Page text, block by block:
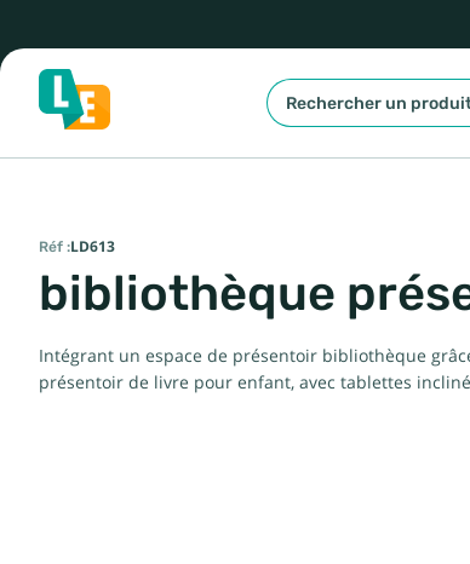
Réf :LD613
bibliothèque
Intégrant un espace de présentoir bibliothèque
présentoir de livre pour enfant, avec tablettes